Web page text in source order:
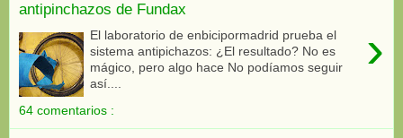
antipinchazos de Fundax
›
El laboratorio de enbicipormadrid prueba el
sistema antipichazos: ¿El resultado? No es
mágico, pero algo hace No podíamos seguir
así....
64 comentarios :